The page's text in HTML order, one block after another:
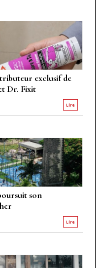
exclusif de
Dr. Fixit
Lire
son
Lire